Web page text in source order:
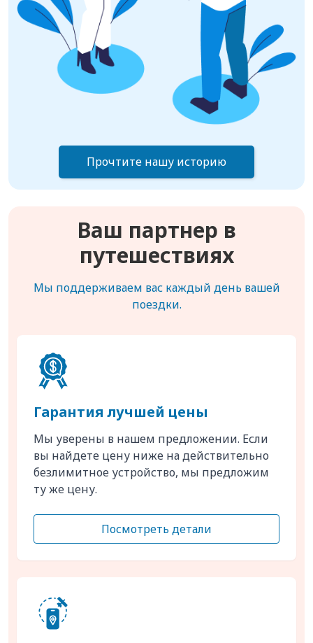
Прочтите нашу историю
Ваш партнер в
путешествиях
Мы поддерживаем вас каждый день вашей
поездки.
Гарантия лучшей цены
Мы уверены в нашем предложении. Если
вы найдете цену ниже на действительно
безлимитное устройство, мы предложим
ту же цену.
Посмотреть детали